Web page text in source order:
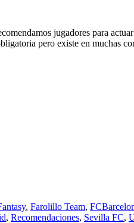
jugadores para
pero existe en muchas
, Farolillo Team,
, Recomendaciones, Sevilla FC,